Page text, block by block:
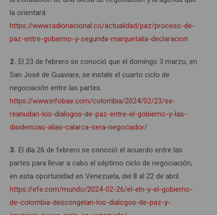
la orientará.
https://www.radionacional.co/actualidad/paz/proceso-de-
paz-entre-gobierno-y-segunda-marquetalia-declaracion
2. El 23 de febrero se conoció que el domingo 3 marzo, en
San José de Guaviare, se instale el cuarto ciclo de
negociación entre las partes.
https://www.infobae.com/colombia/2024/02/23/se-
reanudan-los-dialogos-de-paz-entre-el-gobierno-y-las-
disidencias-alias-calarca-sera-negociador/
3. El día 26 de febrero se conoció el acuerdo entre las
partes para llevar a cabo el séptimo ciclo de negociación,
en esta oportunidad en Venezuela, del 8 al 22 de abril.
https://efe.com/mundo/2024-02-26/el-eln-y-el-gobierno-
de-colombia-descongelan-los-dialogos-de-paz-y-